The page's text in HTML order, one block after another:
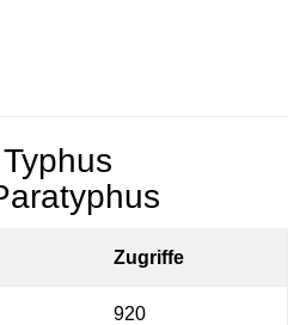
Zugriffe
920